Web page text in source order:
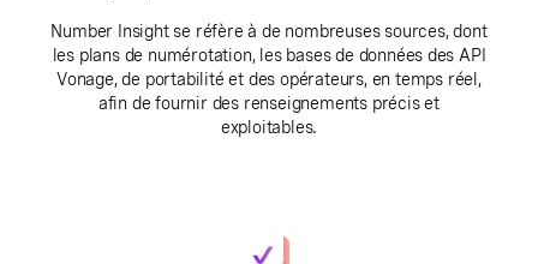
Number Insight se réfère à de nombreuses sources, dont
les plans de numérotation, les bases de données des API
Vonage, de portabilité et des opérateurs, en temps réel,
afin de fournir des renseignements précis et
exploitables.